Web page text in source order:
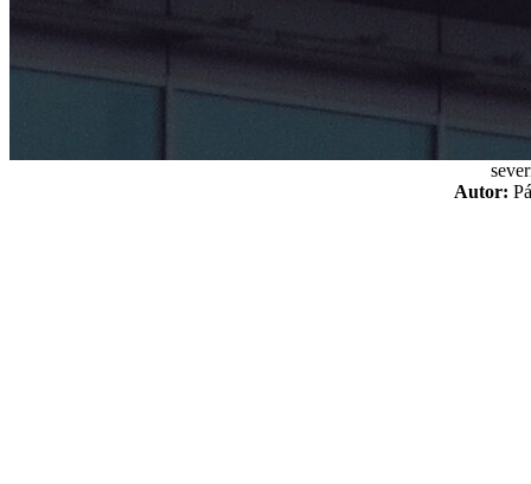
Autor: